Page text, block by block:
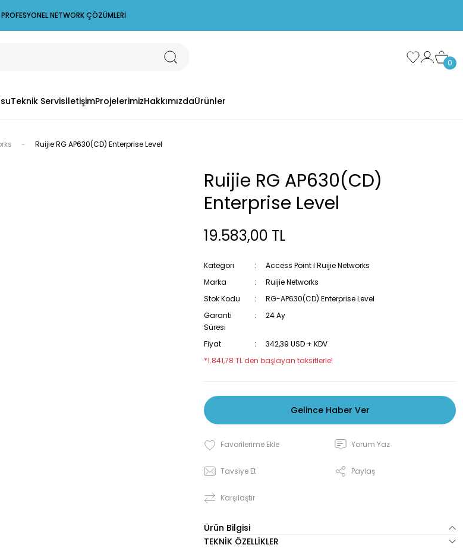
PROFESYONEL NETWORK ÇÖZÜMLERİ
0
Teknik ServisİletişimProjelerimizHakkımızdaÜrünler
Ruijie RG AP630(CD) Enterprise Level
Ruijie RG AP630(CD)
Enterprise Level
19.583,00 TL
Kategori
Access Point I Ruijie Networks
Marka
Ruijie Networks
Stok Kodu
RG-AP630(CD) Enterprise Level
Garanti
Süresi
24 Ay
Fiyat
342,39 USD + KDV
*1.841,78 TL den başlayan taksitlerle!
Gelince Haber Ver
Yorum Yaz
Tavsiye Et Paylaş
Karşılaştır
Ürün Bilgisi
TEKNİK ÖZELLİKLER